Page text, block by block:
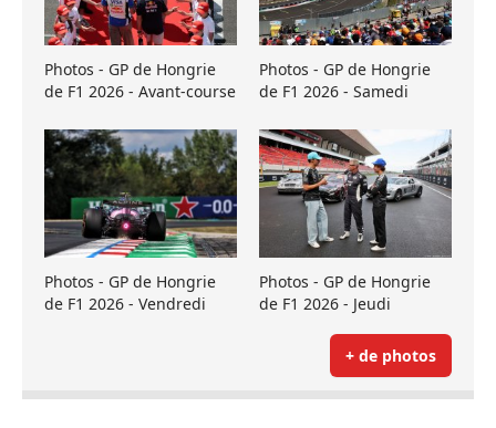
Photos - GP de Hongrie
de F1 2026 - Avant-course
Photos - GP de Hongrie
de F1 2026 - Samedi
Photos - GP de Hongrie
de F1 2026 - Vendredi
Photos - GP de Hongrie
de F1 2026 - Jeudi
+ de photos